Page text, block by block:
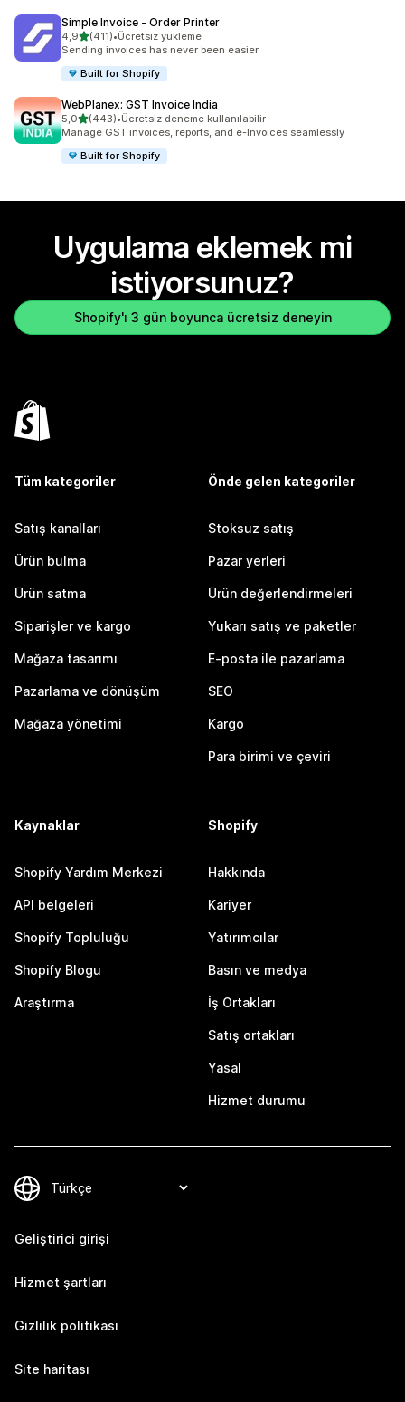
Simple Invoice ‑ Order Printer
4,95 yıldız üzerinden
(411)
toplam 411 değerlendirme
•Ücretsiz yükleme
Sending invoices has never been easier.
Built for Shopify
WebPlanex: GST Invoice India
5,05 yıldız üzerinden
(443)
toplam 443 değerlendirme
•Ücretsiz deneme kullanılabilir
Manage GST invoices, reports, and e-Invoices seamlessly
Built for Shopify
Uygulama eklemek mi
istiyorsunuz?
Shopify'ı 3 gün boyunca ücretsiz deneyin
Tüm kategoriler
Satış kanalları
Ürün bulma
Ürün satma
Siparişler ve kargo
Mağaza tasarımı
Pazarlama ve dönüşüm
Mağaza yönetimi
Önde gelen kategoriler
Stoksuz satış
Pazar yerleri
Ürün değerlendirmeleri
Yukarı satış ve paketler
E-posta ile pazarlama
SEO
Kargo
Para birimi ve çeviri
Kaynaklar
Shopify Yardım Merkezi
API belgeleri
Shopify Topluluğu
Shopify Blogu
Araştırma
Shopify
Hakkında
Kariyer
Yatırımcılar
Basın ve medya
İş Ortakları
Satış ortakları
Yasal
Hizmet durumu
Geliştirici girişi
Hizmet şartları
Gizlilik politikası
Site haritası